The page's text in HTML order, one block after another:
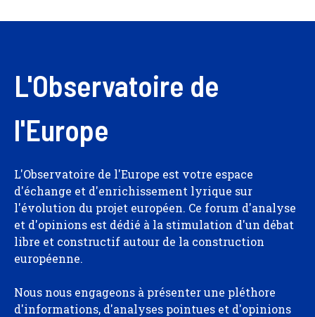
L'Observatoire de
l'Europe
L'Observatoire de l'Europe est votre espace
d'échange et d'enrichissement lyrique sur
l'évolution du projet européen. Ce forum d'analyse
et d'opinions est dédié à la stimulation d'un débat
libre et constructif autour de la construction
européenne.
Nous nous engageons à présenter une pléthore
d'informations, d'analyses pointues et d'opinions